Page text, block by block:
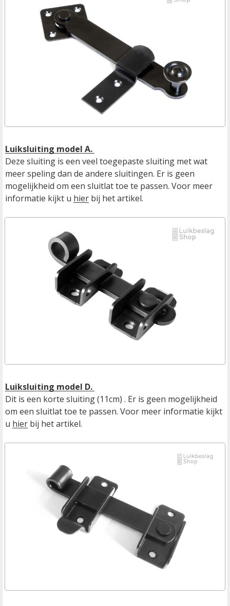
Luiksluiting model A.
Deze sluiting is een veel toegepaste sluiting met wat
meer speling dan de andere sluitingen. Er is geen
mogelijkheid om een sluitlat toe te passen. Voor meer
informatie kijkt u hier bij het artikel.
Luiksluiting model D.
Dit is een korte sluiting (11cm) . Er is geen mogelijkheid
om een sluitlat toe te passen. Voor meer informatie kijkt
u hier bij het artikel.